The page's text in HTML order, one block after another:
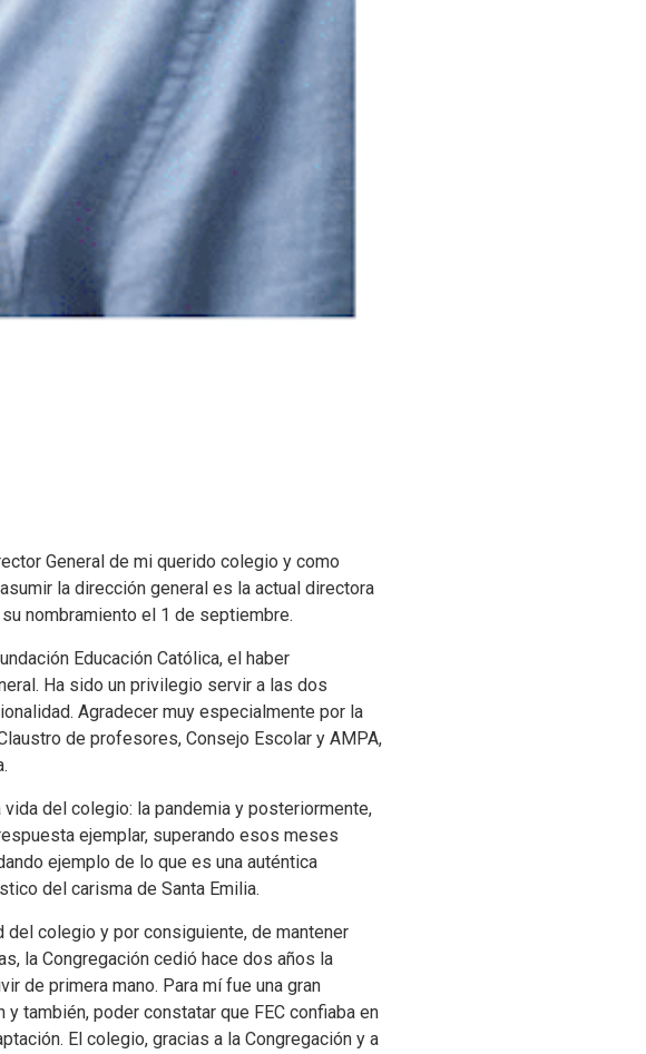
General de mi querido colegio y como
la dirección general es la actual directora
nombramiento el 1 de septiembre.
Educación Católica, el haber
Ha sido un privilegio servir a las dos
Agradecer muy especialmente por la
de profesores, Consejo Escolar y AMPA,
del colegio: la pandemia y posteriormente,
ejemplar, superando esos meses
ejemplo de lo que es una auténtica
del carisma de Santa Emilia.
del colegio y por consiguiente, de mantener
la Congregación cedió hace dos años la
de primera mano. Para mí fue una gran
también, poder constatar que FEC confiaba en
. El colegio, gracias a la Congregación y a